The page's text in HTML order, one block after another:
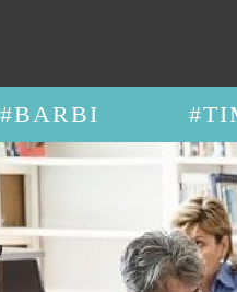
#BARBI